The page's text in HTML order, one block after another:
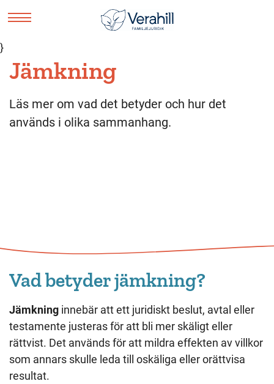
}
Jämkning
Läs mer om vad det betyder och hur det
används i olika sammanhang.
Vad betyder jämkning?
Jämkning innebär att ett juridiskt beslut, avtal eller
testamente justeras för att bli mer skäligt eller
rättvist. Det används för att mildra effekten av villkor
som annars skulle leda till oskäliga eller orättvisa
resultat.